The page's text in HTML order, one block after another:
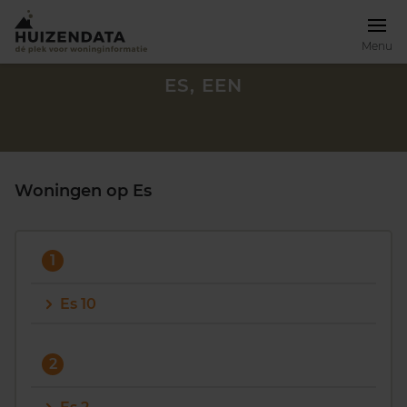
Menu
Zoek een woning
ES, EEN
Woningen op Es
1
Es 10
2